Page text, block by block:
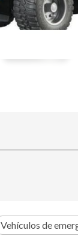
Vehículos de